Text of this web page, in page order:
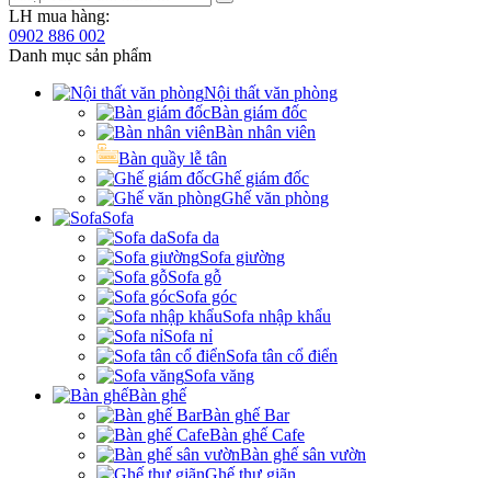
LH mua hàng:
0902 886 002
Danh mục sản phẩm
Nội thất văn phòng
Bàn giám đốc
Bàn nhân viên
Bàn quầy lễ tân
Ghế giám đốc
Ghế văn phòng
Sofa
Sofa da
Sofa giường
Sofa gỗ
Sofa góc
Sofa nhập khẩu
Sofa nỉ
Sofa tân cổ điển
Sofa văng
Bàn ghế
Bàn ghế Bar
Bàn ghế Cafe
Bàn ghế sân vườn